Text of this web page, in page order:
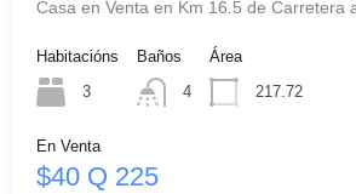
Casa en Venta en Km 16.5 de Carretera
Habitacións
3
Baños
4
Área
217.72
En Venta
$40 Q 225